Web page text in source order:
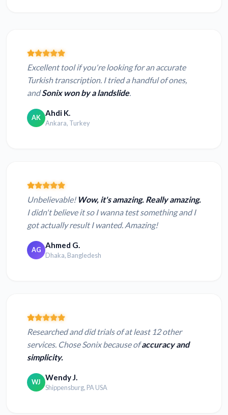
Excellent tool if you're looking for an accurate
Turkish transcription. I tried a handful of ones,
andSonix won by a landslide.
AK Ahdi K.
Ankara, Turkey
Unbelievable! Wow, it's amazing. Really amazing.
I didn't believe it so I wanna test something and I
got actually result I wanted. Amazing!
AG Ahmed G.
Dhaka, Bangledesh
Researched and did trials of at least 12 other
services. Chose Sonix because ofaccuracy and
simplicity.
WJ Wendy J.
Shippensburg, PA USA